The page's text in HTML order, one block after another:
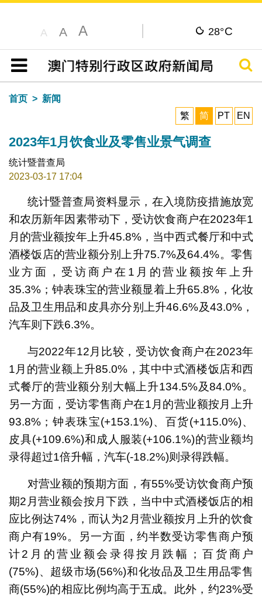
A A A 28°C
目录
搜寻
首页
新闻
繁
简 PT EN
2023年1月饮食业及零售业景气调查
统计暨普查局
2023-03-17 17:04
统计暨普查局资料显示，在入境防疫措施放宽
和农历新年因素带动下，受访饮食商户在2023年1
月的营业额按年上升45.8%，当中西式餐厅和中式
酒楼饭店的营业额分别上升75.7%及64.4%。零售
业方面，受访商户在1月的营业额按年上升
35.3%；钟表珠宝的营业额显着上升65.8%，化妆
品及卫生用品和皮具亦分别上升46.6%及43.0%，
汽车则下跌6.3%。
与2022年12月比较，受访饮食商户在2023年
1月的营业额上升85.0%，其中中式酒楼饭店和西
式餐厅的营业额分别大幅上升134.5%及84.0%。
另一方面，受访零售商户在1月的营业额按月上升
93.8%；钟表珠宝(+153.1%)、百货(+115.0%)、
皮具(+109.6%)和成人服装(+106.1%)的营业额均
录得超过1倍升幅，汽车(-18.2%)则录得跌幅。
对营业额的预期方面，有55%受访饮食商户预
期2月营业额会按月下跌，当中中式酒楼饭店的相
应比例达74%，而认为2月营业额按月上升的饮食
商户有19%。另一方面，约半数受访零售商户预
计2月的营业额会录得按月跌幅；百货商户
(75%)、超级市场(56%)和化妆品及卫生用品零售
商(55%)的相应比例均高于五成。此外，约23%受